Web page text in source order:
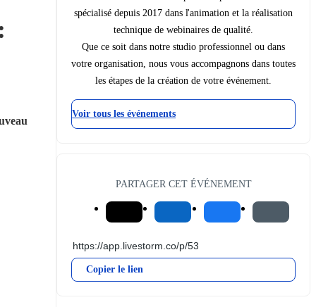
spécialisé depuis 2017 dans l'animation et la réalisation
technique de webinaires de qualité.
Que ce soit dans notre studio professionnel ou dans
votre organisation, nous vous accompagnons dans toutes
les étapes de la création de votre événement.
Voir tous les événements
PARTAGER CET ÉVÉNEMENT
Copier le lien